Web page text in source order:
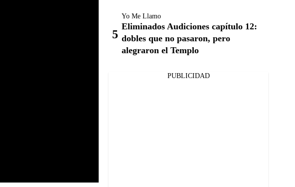
Yo Me Llamo
Eliminados Audiciones capítulo 12:
dobles que no pasaron, pero
alegraron el Templo
PUBLICIDAD